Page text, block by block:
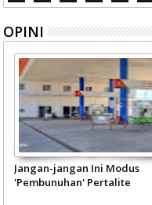
OPINI
Jangan-jangan Ini Modus
'Pembunuhan' Pertalite